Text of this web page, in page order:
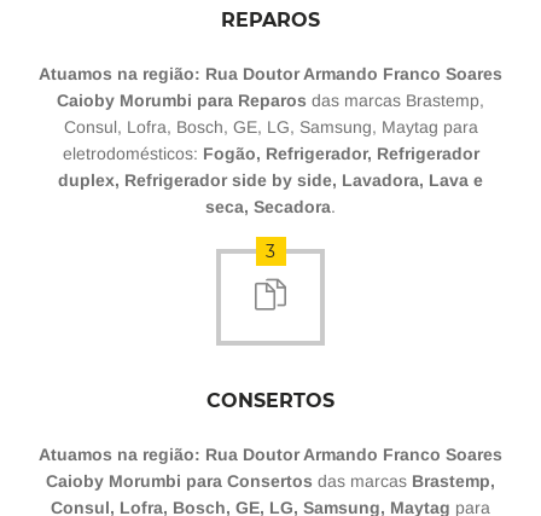
REPAROS
Atuamos na região: Rua Doutor Armando Franco Soares
Caioby Morumbi para Reparos das marcas Brastemp,
Consul, Lofra, Bosch, GE, LG, Samsung, Maytag para
eletrodomésticos: Fogão, Refrigerador, Refrigerador
duplex, Refrigerador side by side, Lavadora, Lava e
seca, Secadora.
3
CONSERTOS
Atuamos na região: Rua Doutor Armando Franco Soares
Caioby Morumbi para Consertos das marcas Brastemp,
Consul, Lofra, Bosch, GE, LG, Samsung, Maytag para